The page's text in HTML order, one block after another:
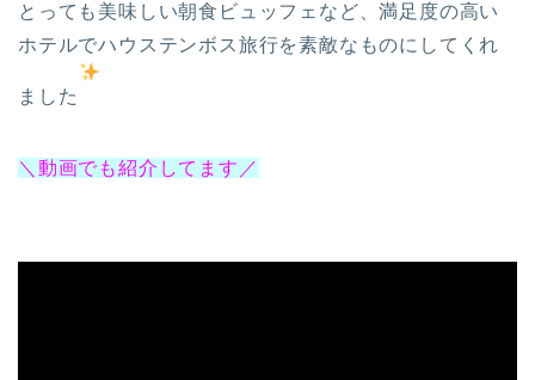
とっても美味しい朝食ビュッフェなど、満足度の高い
ホテルでハウステンボス旅行を素敵なものにしてくれ
ました
＼動画でも紹介してます／